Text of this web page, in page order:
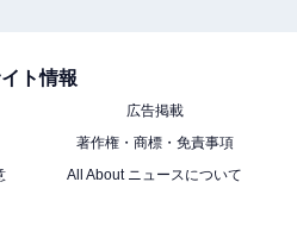
ト情報
広告掲載
著作権・商標・免責事項
All About ニュースについて